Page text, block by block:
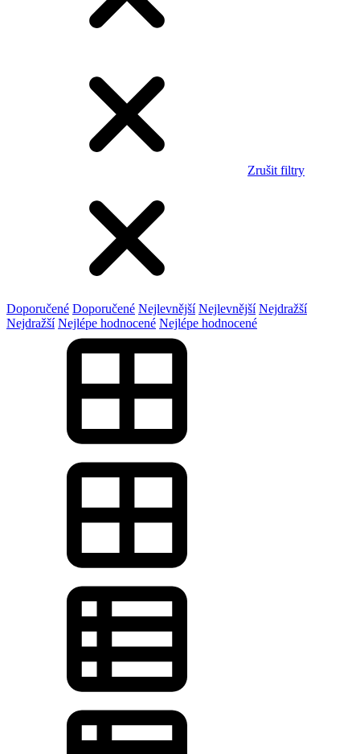
Zrušit filtry
Doporučené Doporučené Nejlevnější Nejlevnější Nejdražší
Nejdražší Nejlépe hodnocené Nejlépe hodnocené